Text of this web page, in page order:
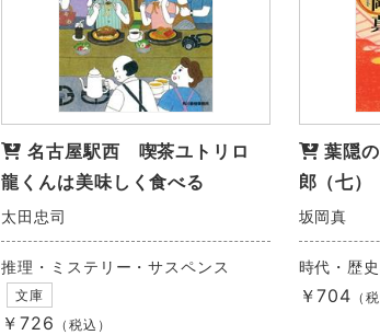
名古屋駅西 喫茶ユトリロ
龍くんは美味しく食べる
太田忠司
推理・ミステリー・サスペンス
文庫
￥726 （税込）
葉隠
郎（七）
坂岡真
時代・歴
￥704 （